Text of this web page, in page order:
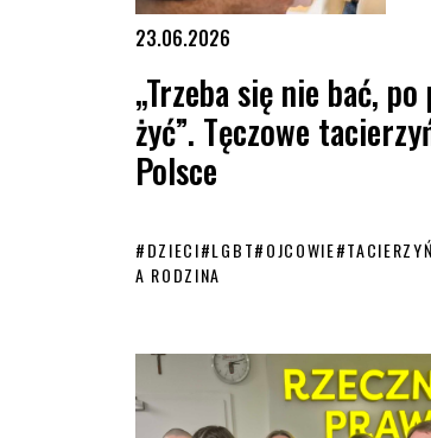
23.06.2026
„Trzeba się nie bać,
żyć”. Tęczowe
Polsce
#DZIECI#LGBT#OJCOWIE#
A RODZINA